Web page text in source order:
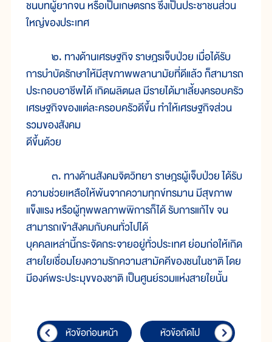
ชนบทผู้ยากจน หรือเป็นเกษตรกร ซึ่งเป็นประชาชนส่วน
ใหญ่ของประเทศ
๒. ทางด้านเศรษฐกิจ ราษฎรเจ็บป่วย เมื่อได้รับ
การบำบัดรักษาให้มีสุขภาพพลานามัยที่ดีแล้ว ก็สามารถ
ประกอบอาชีพได้ เกิดผลิตผล มีรายได้มาเลี้ยงครอบครัว
เศรษฐกิจของแต่ละครอบครัวดีขึ้น ทำให้เศรษฐกิจส่วน
รวมของสังคม
ดีขึ้นด้วย
๓. ทางด้านสังคมจิตวิทยา ราษฎรผู้เจ็บป่วย ได้รับ
ความช่วยเหลือให้พ้นจากความทุกข์ทรมาน มีสุขภาพ
แข็งแรง หรือผู้ทุพพลภาพพิการก็ได้ รับการแก้ไข จน
สามารถเข้าสังคมกับคนทั่วไปได้
บุคคลเหล่านี้กระจัดกระจายอยู่ทั่วประเทศ ย่อมก่อให้เกิด
สายใยเชื่อมโยงความรักความสามัคคีของชนในชาติ โดย
มีองค์พระประมุขของชาติ เป็นศูนย์รวมแห่งสายใยนั้น
หัวข้อก่อนหน้า หัวข้อถัดไป